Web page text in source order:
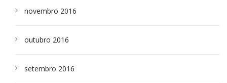
novembro 2016
outubro 2016
setembro 2016